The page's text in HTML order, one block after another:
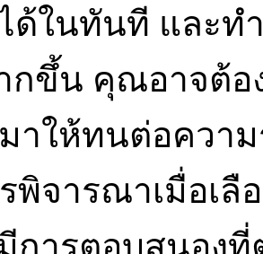
ด้ในทันที และท
กขึ้น คุณอาจต้อ
าให้ทนต่อควา
พิจารณาเมื่อเลื